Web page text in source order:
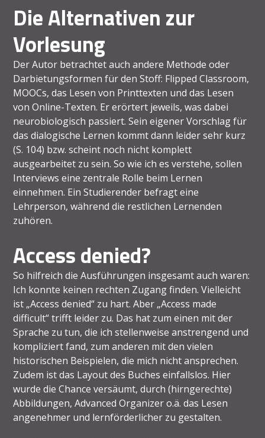
Die Alternativen zur
Vorlesung
Der Autor betrachtet auch andere Methode oder
Darbietungsformen für den Stoff: Flipped Classroom,
MOOCs, das Lesen von Printtexten und das Lesen
von Online-Texten. Er erörtert jeweils, was dabei
neurobiologisch passiert. Sein eigener Vorschlag für
das dialogische Lernen kommt dann leider sehr kurz
(S. 104) bzw. scheint noch nicht komplett
ausgearbeitet zu sein. So wie ich es verstehe, sollen
Interviews eine zentrale Rolle beim Lernen
einnehmen. Ein Studierender befragt eine
Lehrperson, während die restlichen Lernenden
zuhören.
Access denied?
So hilfreich die Ausführungen insgesamt auch waren:
Ich konnte keinen rechten Zugang finden. Vielleicht
ist „Access denied“ zu hart. Aber „Access made
difficult“ trifft leider zu. Das hat zum einen mit der
Sprache zu tun, die ich stellenweise anstrengend und
kompliziert fand, zum anderen mit den vielen
historischen Beispielen, die mich nicht ansprechen.
Zudem ist das Layout des Buches einfallslos. Hier
wurde die Chance versäumt, durch (hirngerechte)
Abbildungen, Advanced Organizer o.ä. das Lesen
angenehmer und lernförderlicher zu gestalten.